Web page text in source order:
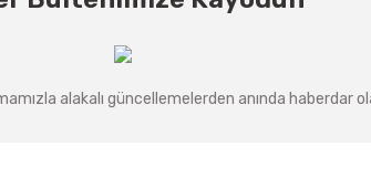
alakalı güncellemelerden anında haberdar